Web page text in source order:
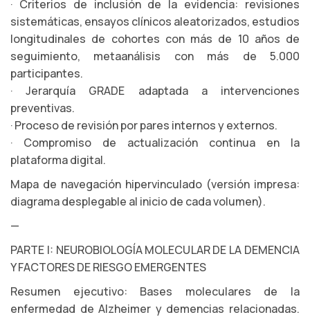
· Criterios de inclusión de la evidencia: revisiones
sistemáticas, ensayos clínicos aleatorizados, estudios
longitudinales de cohortes con más de 10 años de
seguimiento, metaanálisis con más de 5.000
participantes.
· Jerarquía GRADE adaptada a intervenciones
preventivas.
· Proceso de revisión por pares internos y externos.
· Compromiso de actualización continua en la
plataforma digital.
Mapa de navegación hipervinculado (versión impresa:
diagrama desplegable al inicio de cada volumen).
—
PARTE I: NEUROBIOLOGÍA MOLECULAR DE LA DEMENCIA
Y FACTORES DE RIESGO EMERGENTES
Resumen ejecutivo: Bases moleculares de la
enfermedad de Alzheimer y demencias relacionadas.